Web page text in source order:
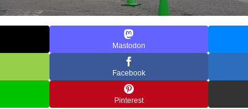
Mastodon
Facebook
Pinterest